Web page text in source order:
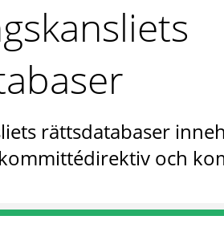
rättsdatabaser
och